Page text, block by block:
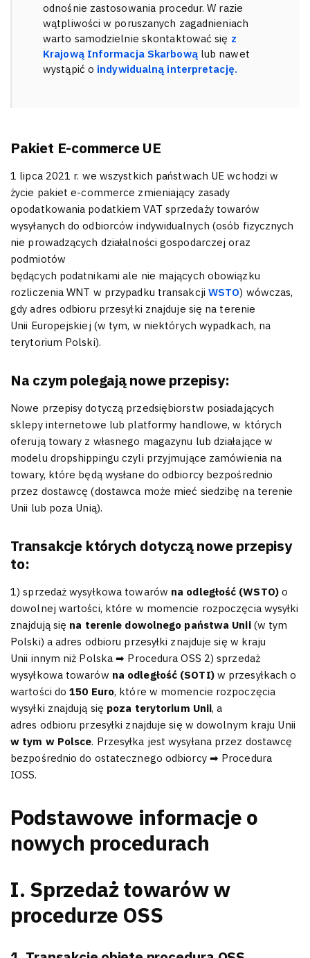
odnośnie zastosowania procedur. W razie
wątpliwości w poruszanych zagadnieniach
warto samodzielnie skontaktować się z
Krajową Informacja Skarbowąlub nawet
wystąpić o indywidualną interpretację.
Pakiet E-commerce UE
1 lipca 2021 r. we wszystkich państwach UE wchodzi w
życie pakiet e-commerce zmieniający zasady
opodatkowania podatkiem VAT sprzedaży towarów
wysyłanych do odbiorców indywidualnych (osób fizycznych
nie prowadzących działalności gospodarczej oraz
podmiotów
będących podatnikami ale nie mających obowiązku
rozliczenia WNT w przypadku transakcji WSTO) wówczas,
gdy adres odbioru przesyłki znajduje się na terenie
Unii Europejskiej (w tym, w niektórych wypadkach, na
terytorium Polski).
Na czym polegają nowe przepisy:
Nowe przepisy dotyczą przedsiębiorstw posiadających
sklepy internetowe lub platformy handlowe, w których
oferują towary z własnego magazynu lub działające w
modelu dropshippingu czyli przyjmujące zamówienia na
towary, które będą wysłane do odbiorcy bezpośrednio
przez dostawcę (dostawca może mieć siedzibę na terenie
Unii lub poza Unią).
Transakcje których dotyczą nowe przepisy
to:
1) sprzedaż wysyłkowa towarów na odległość (WSTO)o
dowolnej wartości, które w momencie rozpoczęcia wysyłki
znajdują się na terenie dowolnego państwa Unii(w tym
Polski) a adres odbioru przesyłki znajduje się w kraju
Unii innym niż Polska ➡ Procedura OSS 2) sprzedaż
wysyłkowa towarów na odległość (SOTI)w przesyłkach o
wartości do150 Euro, które w momencie rozpoczęcia
wysyłki znajdują się poza terytorium Unii, a
adres odbioru przesyłki znajduje się w dowolnym kraju Unii
w tym w Polsce. Przesyłka jest wysyłana przez dostawcę
bezpośrednio do ostatecznego odbiorcy ➡ Procedura
IOSS.
Podstawowe informacje o
nowych procedurach
I. Sprzedaż towarów w
procedurze OSS